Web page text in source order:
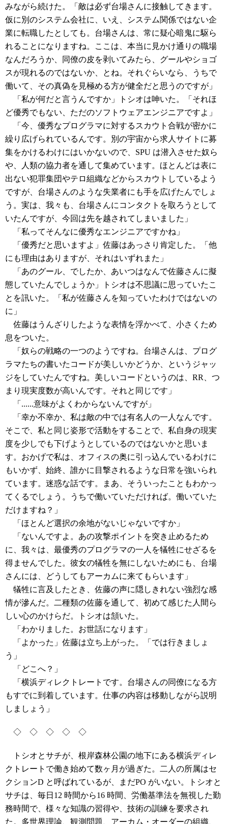
みながら続けた。「敵は必ず台場さんに接触してきます。
仮に別のシステム会社に、いえ、システム関係ではない企
業に転職したとしても。台場さんは、常に疑心暗鬼に駆ら
れることになりますね。ここは、本当に見かけ通りの職場
なんだろうか、同僚の皮を剥いてみたら、グールやショゴ
スが現れるのではないか、とね。それぐらいなら、うちで
働いて、その真偽を見極める方が健全だと思うのですが」
「私が何だと言うんですか」トシオは呻いた。「それほ
ど優秀でもない、ただのソフトウェアエンジニアですよ」
「今、優秀なプログラマに対するスカウト合戦が密かに
繰り広げられているんです。別の宇宙から求人サイトに募
集をかけるわけにはいかないので、SPU は潜入させた奴ら
や、人類の協力者を通して集めています。ほとんどは表に
出ない犯罪集団やテロ組織などからスカウトしているよう
ですが、台場さんのような失業者にも手を広げたんでしょ
う。実は、我々も、台場さんにコンタクトを取ろうとして
いたんですが、今回は先を越されてしまいました」
「私ってそんなに優秀なエンジニアですかね」
「優秀だと思いますよ」佐藤はあっさり肯定した。「他
にも理由はありますが、それはいずれまた」
「あのグール、でしたか、あいつはなんで佐藤さんに擬
態していたんでしょうか」トシオは不思議に思っていたこ
とを訊いた。「私が佐藤さんを知っていたわけではないの
に」
佐藤はうんざりしたような表情を浮かべて、小さくため
息をついた。
「奴らの戦略の一つのようですね。台場さんは、プログ
ラマたちの書いたコードが美しいかどうか、というジャッ
ジをしていたんですね。美しいコードというのは、RR、つ
まり現実度数が高いんです。それと同じです」
「......意味がよくわからないんですが」
「幸か不幸か、私は敵の中では有名人の一人なんです。
そこで、私と同じ姿形で活動をすることで、私自身の現実
度を少しでも下げようとしているのではないかと思いま
す。おかげで私は、オフィスの奥に引っ込んでいるわけに
もいかず、始終、誰かに目撃されるような日常を強いられ
ています。迷惑な話です。まあ、そういったこともわかっ
てくるでしょう。うちで働いていただければ。働いていた
だけますね？」
「ほとんど選択の余地がないじゃないですか」
「ないんですよ。あの攻撃ポイントを突き止めるため
に、我々は、最優秀のプログラマの一人を犠牲にせざるを
得ませんでした。彼女の犠牲を無にしないためにも、台場
さんには、どうしてもアーカムに来てもらいます」
犠牲に言及したとき、佐藤の声に隠しきれない強烈な感
情が滲んだ。二種類の佐藤を通して、初めて感じた人間ら
しい心のかけらだ。トシオは頷いた。
「わかりました。お世話になります」
「よかった」佐藤は立ち上がった。「では行きましょ
う」
「どこへ？」
「横浜ディレクトレートです。台場さんの同僚になる方
もすでに到着しています。仕事の内容は移動しながら説明
しましょう」
◇ ◇ ◇ ◇ ◇
トシオとサチが、根岸森林公園の地下にある横浜ディレ
クトレートで働き始めて数ヶ月が過ぎた。二人の所属はセ
クションD と呼ばれているが、まだPO がいない。トシオと
サチは、毎日12 時間から16 時間、労働基準法を無視した勤
務時間で、様々な知識の習得や、技術の訓練を要求され
た。多世界理論、観測問題、アーカム・オーダーの組織、